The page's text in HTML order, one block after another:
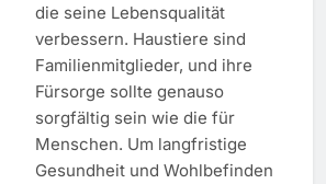
die seine Lebensqualität
verbessern. Haustiere sind
Familienmitglieder, und ihre
Fürsorge sollte genauso
sorgfältig sein wie die für
Menschen. Um langfristige
Gesundheit und Wohlbefinden